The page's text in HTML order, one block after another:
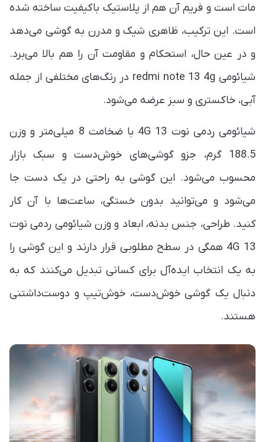
مات است و فریم آن هم از پلاستیک باکیفیت ساخته شده
است. این ترکیب، ظاهری شیک و مدرن به گوشی می‌دهد
و در عین حال، استحکام و مقاومت آن را هم بالا می‌برد.
شیائومی redmi note 13 4g در رنگ‌های مختلفی از جمله
آبی، خاکستری و سبز عرضه می‌شود.
شیائومی ردمی نوت 13 4G با ضخامت 8 میلی‌متر و وزن
188.5 گرم، جزو گوشی‌های خوش‌دست و سبک بازار
محسوب می‌شود. این گوشی به راحتی در یک دست جا
می‌شود و می‌توانید بدون خستگی، ساعت‌ها با آن کار
کنید. طراحی، جنس بدنه، ابعاد و وزن شیائومی ردمی نوت
13 4G همگی در سطح مطلوبی قرار دارند و این گوشی را
به یک انتخاب ایده‌آل برای کسانی تبدیل می‌کنند که به
دنبال یک گوشی خوش‌دست، خوش‌تیپ و دوست‌داشتنی
هستند.